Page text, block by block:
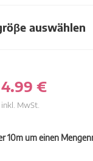
auswählen
4.99 €
MwSt.
10m um einen